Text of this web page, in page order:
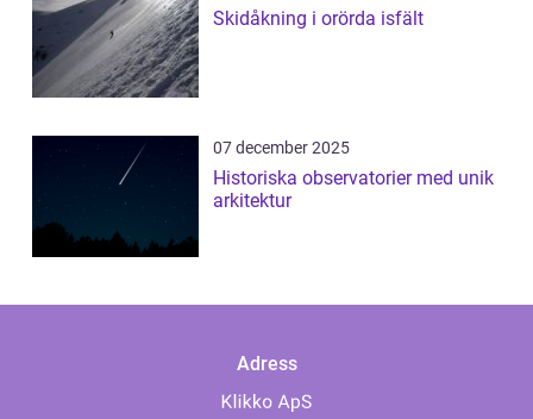
Skidåkning i orörda isfält
07 december 2025
Historiska observatorier med unik
arkitektur
Adress